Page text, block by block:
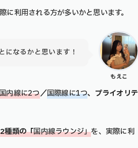
に利用される方が多いかと思います。
もえこ
になるかと思います！
内線に2つ／国際線に1つ、プライオリテ
2種類の「国内線ラウンジ」を、実際に利